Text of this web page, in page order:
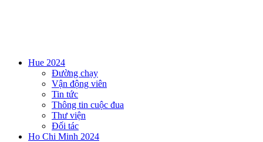
Hue 2024
Đường chạy
Vận động viên
Tin tức
Thông tin cuộc đua
Thư viện
Đối tác
Ho Chi Minh 2024